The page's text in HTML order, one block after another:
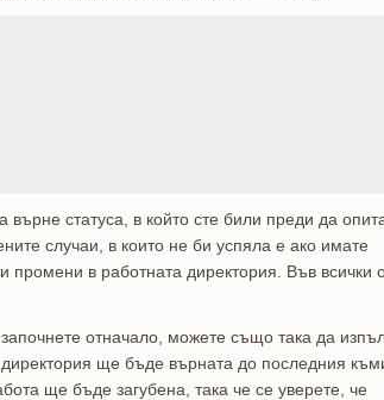
върне статуса, в който сте били преди да
случаи, в които не би успяла е ако имате
в работната директория. Във всички
отначало, можете също така да
ще бъде върната до последния
ще бъде загубена, така че се уверете, че